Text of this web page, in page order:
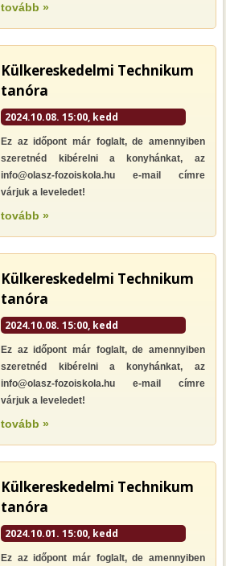
tovább »
Külkereskedelmi Technikum
tanóra
2024.10.08. 15:00, kedd
Ez az időpont már foglalt, de amennyiben
szeretnéd kibérelni a konyhánkat, az
info@olasz-fozoiskola.hu e-mail címre
várjuk a leveledet!
tovább »
Külkereskedelmi Technikum
tanóra
2024.10.08. 15:00, kedd
Ez az időpont már foglalt, de amennyiben
szeretnéd kibérelni a konyhánkat, az
info@olasz-fozoiskola.hu e-mail címre
várjuk a leveledet!
tovább »
Külkereskedelmi Technikum
tanóra
2024.10.01. 15:00, kedd
Ez az időpont már foglalt, de amennyiben